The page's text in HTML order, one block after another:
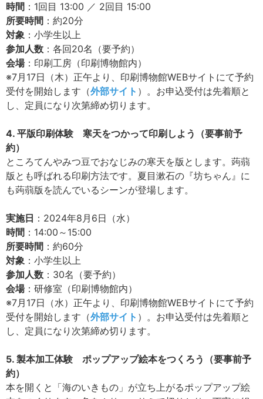
時間 ：1回目 13:00 ／ 2回目 15:00
所要時間 ：約20分
対象 ：小学生以上
参加人数 ：各回20名（要予約）
会場：印刷工房（印刷博物館内）
※7月17日（木）正午より、印刷博物館WEBサイトにて予約
受付を開始します（外部サイト ）。お申込受付は先着順と
し、定員になり次第締め切ります。
4. 平版印刷体験 寒天をつかって印刷しよう（要事前予
約）
ところてんやみつ豆でおなじみの寒天を版とします。蒟蒻
版とも呼ばれる印刷方法です。夏目漱石の『坊ちゃん』に
も蒟蒻版を読んでいるシーンが登場します。
実施日 ：2024年8月6日（水）
時間 ：14:00～15:00
所要時間 ：約60分
対象 ：小学生以上
参加人数 ：30名（要予約）
会場：研修室（印刷博物館内）
※7月17日（水）正午より、印刷博物館WEBサイトにて予約
受付を開始します（外部サイト ）。お申込受付は先着順と
し、定員になり次第締め切ります。
5. 製本加工体験 ポップアップ絵本をつくろう（要事前予
約）
本を開くと「海のいきもの」が立ち上がるポップアップ絵